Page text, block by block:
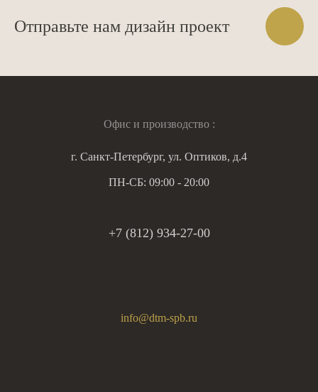
Отправьте нам дизайн проект
Офис и производство :
г. Санкт-Петербург, ул. Оптиков, д.4
ПН-СБ: 09:00 - 20:00
info@dtm-spb.ru
+7 (812) 934-27-00